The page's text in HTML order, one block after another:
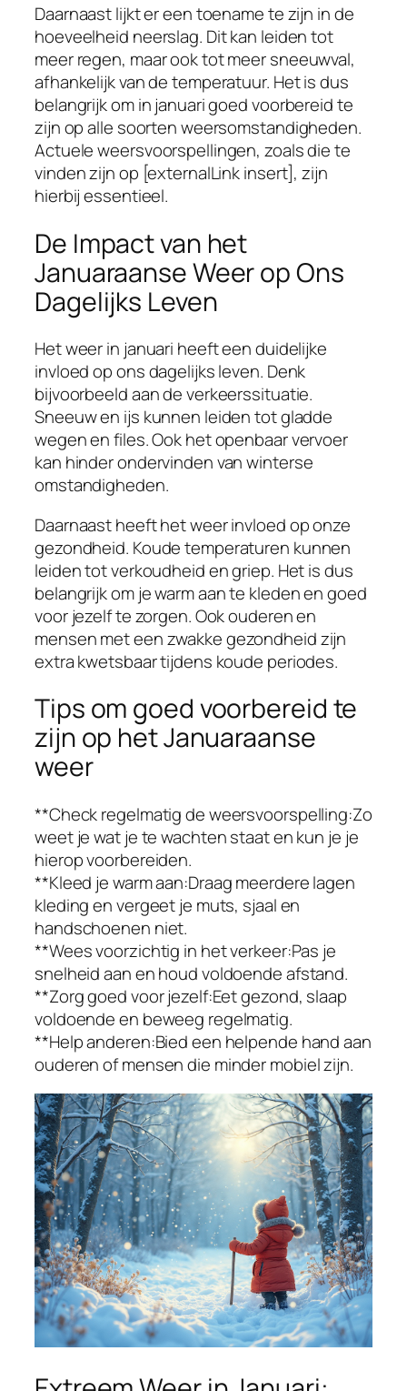
Daarnaast lijkt er een toename te zijn in de
hoeveelheid neerslag. Dit kan leiden tot
meer regen, maar ook tot meer sneeuwval,
afhankelijk van de temperatuur. Het is dus
belangrijk om in januari goed voorbereid te
zijn op alle soorten weersomstandigheden.
Actuele weersvoorspellingen, zoals die te
vinden zijn op [externalLink insert], zijn
hierbij essentieel.
De Impact van het
Januaraanse Weer op Ons
Dagelijks Leven
Het weer in januari heeft een duidelijke
invloed op ons dagelijks leven. Denk
bijvoorbeeld aan de verkeerssituatie.
Sneeuw en ijs kunnen leiden tot gladde
wegen en files. Ook het openbaar vervoer
kan hinder ondervinden van winterse
omstandigheden.
Daarnaast heeft het weer invloed op onze
gezondheid. Koude temperaturen kunnen
leiden tot verkoudheid en griep. Het is dus
belangrijk om je warm aan te kleden en goed
voor jezelf te zorgen. Ook ouderen en
mensen met een zwakke gezondheid zijn
extra kwetsbaar tijdens koude periodes.
Tips om goed voorbereid te
zijn op het Januaraanse
weer
**Check regelmatig de weersvoorspelling:Zo
weet je wat je te wachten staat en kun je je
hierop voorbereiden.
**Kleed je warm aan:Draag meerdere lagen
kleding en vergeet je muts, sjaal en
handschoenen niet.
**Wees voorzichtig in het verkeer:Pas je
snelheid aan en houd voldoende afstand.
**Zorg goed voor jezelf:Eet gezond, slaap
voldoende en beweeg regelmatig.
**Help anderen:Bied een helpende hand aan
ouderen of mensen die minder mobiel zijn.